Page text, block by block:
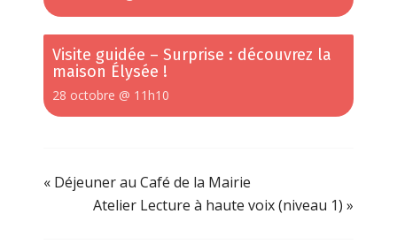
Visite guidée – Surprise : découvrez la
maison Élysée !
28 octobre @ 11h10
«Déjeuner au Café de la Mairie
Atelier Lecture à haute voix (niveau 1)»